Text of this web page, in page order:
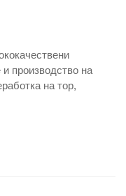
производство на
на тор,